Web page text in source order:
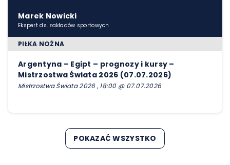
Marek Nowicki
Ekspert ds. zakładów sportowych
PIŁKA NOŻNA
Argentyna – Egipt – prognozy i kursy –
Mistrzostwa Świata 2026 (07.07.2026)
Mistrzostwa Świata 2026 , 18:00 @ 07.07.2026
POKAZAĆ WSZYSTKO